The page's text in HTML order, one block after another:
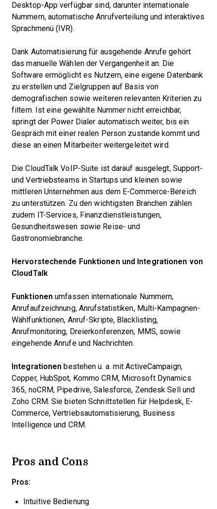
Desktop-App verfügbar sind, darunter internationale
Nummern, automatische Anrufverteilung und interaktives
Sprachmenü (IVR).
Dank Automatisierung für ausgehende Anrufe gehört
das manuelle Wählen der Vergangenheit an. Die
Software ermöglicht es Nutzern, eine eigene Datenbank
zu erstellen und Zielgruppen auf Basis von
demografischen sowie weiteren relevanten Kriterien zu
filtern. Ist eine gewählte Nummer nicht erreichbar,
springt der Power Dialer automatisch weiter, bis ein
Gespräch mit einer realen Person zustande kommt und
diese an einen Mitarbeiter weitergeleitet wird.
Die CloudTalk VoIP-Suite ist darauf ausgelegt, Support-
und Vertriebsteams in Startups und kleinen sowie
mittleren Unternehmen aus dem E-Commerce-Bereich
zu unterstützen. Zu den wichtigsten Branchen zählen
zudem IT-Services, Finanzdienstleistungen,
Gesundheitswesen sowie Reise- und
Gastronomiebranche.
Hervorstechende Funktionen und Integrationen von
CloudTalk
Funktionen umfassen internationale Nummern,
Anrufaufzeichnung, Anrufstatistiken, Multi-Kampagnen-
Wählfunktionen, Anruf-Skripte, Blacklisting,
Anrufmonitoring, Dreierkonferenzen, MMS, sowie
eingehende Anrufe und Nachrichten.
Integrationen bestehen u. a. mit ActiveCampaign,
Copper, HubSpot, Kommo CRM, Microsoft Dynamics
365, noCRM, Pipedrive, Salesforce, Zendesk Sell und
Zoho CRM. Sie bieten Schnittstellen für Helpdesk, E-
Commerce, Vertriebsautomatisierung, Business
Intelligence und CRM.
Pros and Cons
Pros:
Intuitive Bedienung